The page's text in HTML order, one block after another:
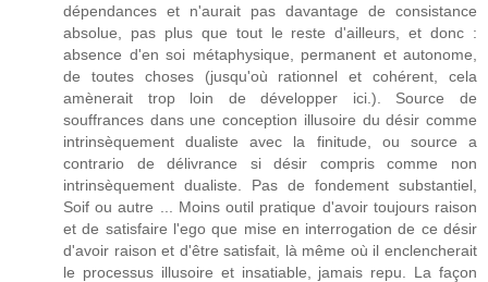
dépendances et n'aurait pas davantage de consistance
absolue, pas plus que tout le reste d'ailleurs, et donc :
absence d'en soi métaphysique, permanent et autonome,
de toutes choses (jusqu'où rationnel et cohérent, cela
amènerait trop loin de développer ici.). Source de
souffrances dans une conception illusoire du désir comme
intrinsèquement dualiste avec la finitude, ou source a
contrario de délivrance si désir compris comme non
intrinsèquement dualiste. Pas de fondement substantiel,
Soif ou autre ... Moins outil pratique d'avoir toujours raison
et de satisfaire l'ego que mise en interrogation de ce désir
d'avoir raison et d'être satisfait, là même où il enclencherait
le processus illusoire et insatiable, jamais repu. La façon